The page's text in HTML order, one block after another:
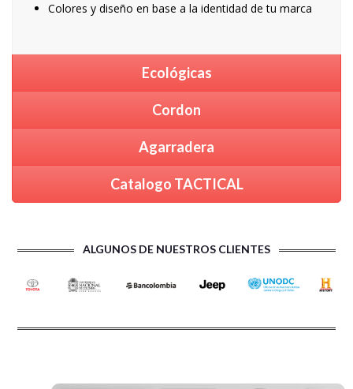
Colores y diseño en base a la identidad de tu marca
Ecológicas
Cordon
Agarradera
Catalogo TACTICAL
ALGUNOS DE NUESTROS CLIENTES